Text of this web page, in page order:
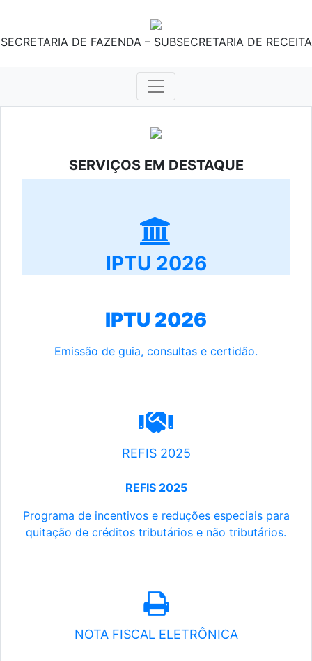
SECRETARIA DE FAZENDA – SUBSECRETARIA DE RECEITA
SERVIÇOS EM DESTAQUE
IPTU 2026
IPTU 2026
Emissão de guia, consultas e certidão.
REFIS 2025
REFIS 2025
Programa de incentivos e reduções especiais para
quitação de créditos tributários e não tributários.
NOTA FISCAL ELETRÔNICA